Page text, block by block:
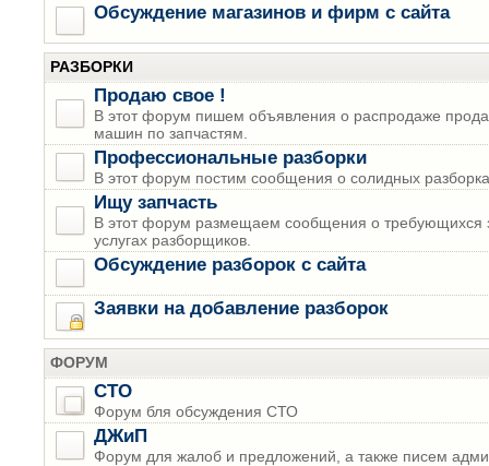
Обсуждение магазинов и фирм с сайта
РАЗБОРКИ
Продаю свое !
В этот форум пишем объявления о распродаже
машин по запчастям.
Профессиональные разборки
В этот форум постим сообщения о солидных
Ищу запчасть
В этот форум размещаем сообщения о требующихся
услугах разборщиков.
Обсуждение разборок с сайта
Заявки на добавление разборок
ФОРУМ
СТО
Форум бля обсуждения СТО
ДЖиП
Форум для жалоб и предложений, а также писем